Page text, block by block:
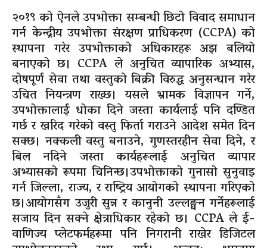
२०१९ को ऐनले उपभोक्ता सम्बन्धी छिटो विवाद समाधान
गर्न केन्द्रीय उपभोक्ता संरक्षण प्राधिकरण (CCPA) को
स्थापना गरेर उपभोक्ताको अधिकारहरू अझ बलियो
बनाएको छ। CCPA ले अनुचित व्यापारिक अभ्यास,
दोषपूर्ण सेवा तथा वस्तुको बिक्री विरुद्ध अनुसन्धान गरेर
उचित नियन्त्रण राख्छ। यसले भ्रामक विज्ञापन गर्ने,
उपभोक्तालाई धोका दिने जस्ता कार्यलाई पनि दण्डित
गर्छ र खरिद गरेको वस्तु फिर्ता गराउने आदेश समेत दिन
सक्छ। नक्कली वस्तु बनाउने, गुणस्तरहीन सेवा दिने, र
बिल नदिने जस्ता कार्यहरूलाई अनुचित व्यापार
अभ्यासको रूपमा चिनिन्छ।उपभोक्ताको गुनासो सुनुवाइ
गर्न जिल्ला, राज्य, र राष्ट्रिय आयोगको स्थापना गरिएको
छ।आयोगसँग उजुरी सुन्न र कानुनी उल्लङ्घन गर्नेहरूलाई
सजाय दिन सक्ने क्षेत्राधिकार रहेको छ। CCPA ले ई-
वाणिज्य प्लेटफर्महरूमा पनि निगरानी राखेर डिजिटल